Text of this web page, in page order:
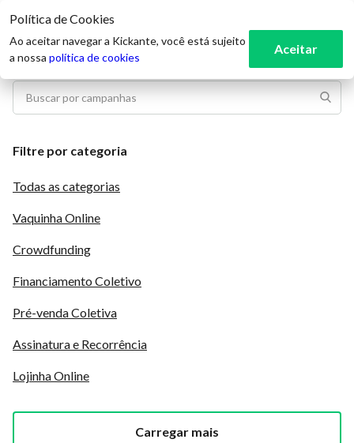
Filtre por categoria
Todas as categorias
Vaquinha Online
Crowdfunding
Financiamento Coletivo
Pré-venda Coletiva
Assinatura e Recorrência
Lojinha Online
Carregar mais
Política de Cookies
Ao aceitar navegar a Kickante, você está sujeito
a nossa política de cookies
Aceitar